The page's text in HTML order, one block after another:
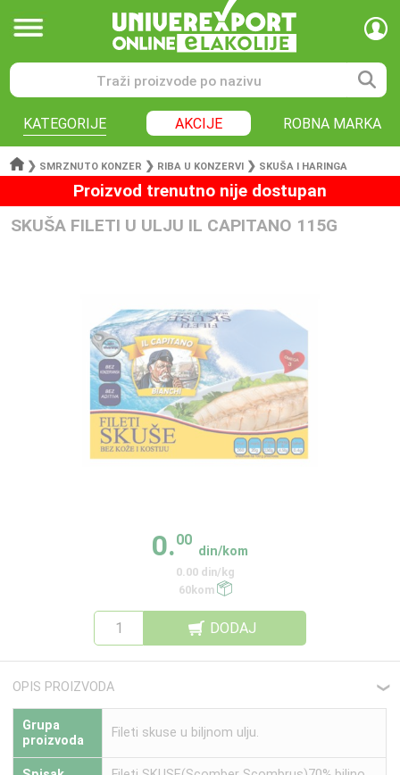
KATEGORIJE AKCIJE ROBNA MARKA
❯ SMRZNUTO KONZER ❯ RIBA U KONZERVI ❯ SKUŠA I HARINGA
Proizvod trenutno nije dostupan
SKUŠA FILETI U ULJU IL CAPITANO 115G
0.00
din/kom
0.00 din/kg
60kom
DODAJ
OPIS PROIZVODA ❮
Grupa
proizvoda
Fileti skuse u biljnom ulju.